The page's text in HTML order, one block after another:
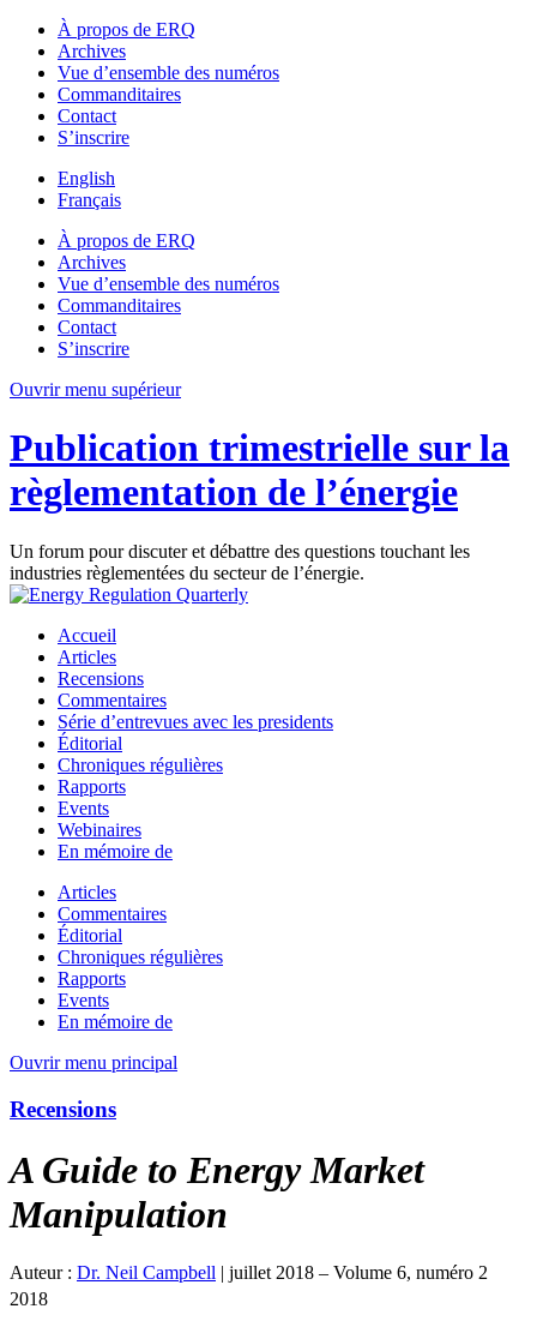
À propos de ERQ
Archives
Vue d’ensemble des numéros
Commanditaires
Contact
S’inscrire
English
Français
À propos de ERQ
Archives
Vue d’ensemble des numéros
Commanditaires
Contact
S’inscrire
Ouvrir menu supérieur
Publication trimestrielle sur la
règlementation de l’énergie
Un forum pour discuter et débattre des questions touchant les
industries règlementées du secteur de l’énergie.
Accueil
Articles
Recensions
Commentaires
Série d’entrevues avec les presidents
Éditorial
Chroniques régulières
Rapports
Events
Webinaires
En mémoire de
Articles
Commentaires
Éditorial
Chroniques régulières
Rapports
Events
En mémoire de
Ouvrir menu principal
Recensions
A Guide to Energy Market
Manipulation
Auteur : Dr. Neil Campbell
juillet 2018 – Volume 6, numéro 2
2018